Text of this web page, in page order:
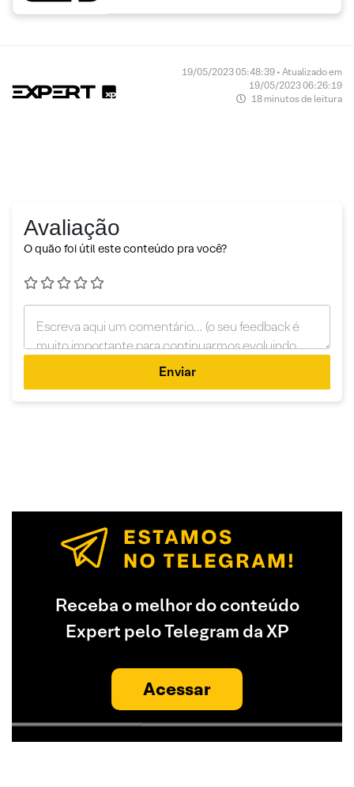
19/05/2023 05:48:39 • Atualizado em
19/05/2023 06:26:19
18 minutos de leitura
Avaliação
O quão foi útil este conteúdo pra você?
Enviar
Receba o melhor do conteúdo
Expert pelo Telegram da XP
Acessar